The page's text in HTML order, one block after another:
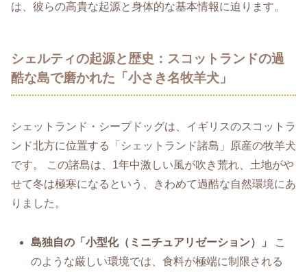
は、彼らの高貴な起源と身体的な基本情報に迫ります。
シェルティの起源と歴史：スコットランドの過
酷な島で磨かれた「小さき名牧羊犬」
シェットランド・シープドッグは、イギリスのスコットラ
ンド北方に位置する「シェットランド諸島」原産の牧羊犬
です。 この諸島は、1年中激しい風が吹き荒れ、土地がや
せて冬は極寒になるという、きわめて過酷な自然環境にあ
りました。
島独自の「小型化（ミニチュアリゼーション）」
こ
のような厳しい環境では、食料が極端に制限される